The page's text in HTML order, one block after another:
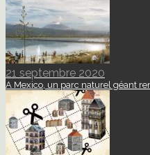
21 septembre 2020
A Mexico, un parc naturel géant